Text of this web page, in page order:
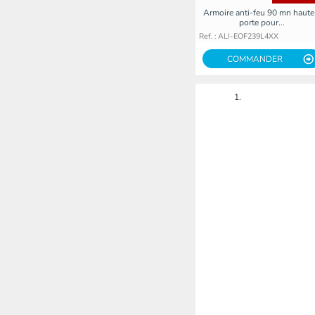
Armoire anti-feu 90 mn
porte pour...
Ref. : ALI-EOF239L4XX
COMMANDER